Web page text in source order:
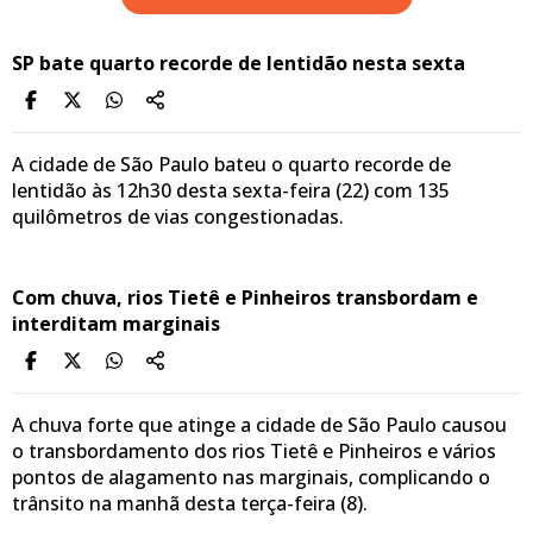
SP bate quarto recorde de lentidão nesta sexta
A cidade de São Paulo bateu o quarto recorde de
lentidão às 12h30 desta sexta-feira (22) com 135
quilômetros de vias congestionadas.
Com chuva, rios Tietê e Pinheiros transbordam e
interditam marginais
A chuva forte que atinge a cidade de São Paulo causou
o transbordamento dos rios Tietê e Pinheiros e vários
pontos de alagamento nas marginais, complicando o
trânsito na manhã desta terça-feira (8).